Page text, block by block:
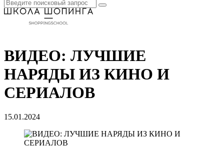
ВИДЕО: ЛУЧШИЕ
НАРЯДЫ ИЗ КИНО И
СЕРИАЛОВ
15.01.2024